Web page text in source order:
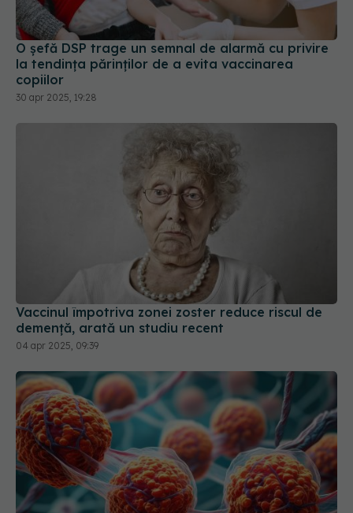
O șefă DSP trage un semnal de alarmă cu privire
la tendinţa părinţilor de a evita vaccinarea
copiilor
30 apr 2025, 19:28
Vaccinul împotriva zonei zoster reduce riscul de
demență, arată un studiu recent
04 apr 2025, 09:39